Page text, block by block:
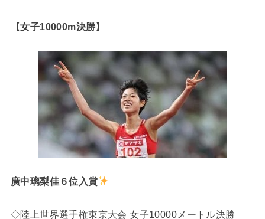
【女子10000m決勝】
廣中璃梨佳６位入賞
◇陸上世界選手権東京大会 女子10000メートル決勝